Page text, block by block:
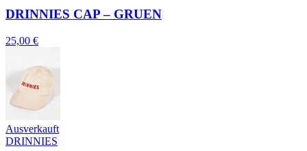
DRINNIES CAP – GRUEN
25,00 €
Ausverkauft
DRINNIES